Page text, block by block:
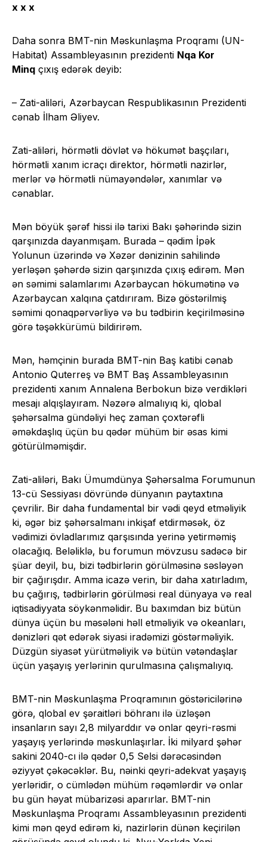
x x x
Daha sonra BMT-nin Məskunlaşma Proqramı (UN-
Habitat) Assambleyasının prezidenti Nqa Kor
Minq çıxış edərək deyib:
– Zati-aliləri, Azərbaycan Respublikasının Prezidenti
cənab İlham Əliyev.
Zati-aliləri, hörmətli dövlət və hökumət başçıları,
hörmətli xanım icraçı direktor, hörmətli nazirlər,
merlər və hörmətli nümayəndələr, xanımlar və
cənablar.
Mən böyük şərəf hissi ilə tarixi Bakı şəhərində sizin
qarşınızda dayanmışam. Burada – qədim İpək
Yolunun üzərində və Xəzər dənizinin sahilində
yerləşən şəhərdə sizin qarşınızda çıxış edirəm. Mən
ən səmimi salamlarımı Azərbaycan hökumətinə və
Azərbaycan xalqına çatdırıram. Bizə göstərilmiş
səmimi qonaqpərvərliyə və bu tədbirin keçirilməsinə
görə təşəkkürümü bildirirəm.
Mən, həmçinin burada BMT-nin Baş katibi cənab
Antonio Quterreş və BMT Baş Assambleyasının
prezidenti xanım Annalena Berbokun bizə verdikləri
mesajı alqışlayıram. Nəzərə almalıyıq ki, qlobal
şəhərsalma gündəliyi heç zaman çoxtərəfli
əməkdaşlıq üçün bu qədər mühüm bir əsas kimi
götürülməmişdir.
Zati-aliləri, Bakı Ümumdünya Şəhərsalma Forumunun
13-cü Sessiyası dövründə dünyanın paytaxtına
çevrilir. Bir daha fundamental bir vədi qeyd etməliyik
ki, əgər biz şəhərsalmanı inkişaf etdirməsək, öz
vədimizi övladlarımız qarşısında yerinə yetirməmiş
olacağıq. Beləliklə, bu forumun mövzusu sadəcə bir
şüar deyil, bu, bizi tədbirlərin görülməsinə səsləyən
bir çağırışdır. Amma icazə verin, bir daha xatırladım,
bu çağırış, tədbirlərin görülməsi real dünyaya və real
iqtisadiyyata söykənməlidir. Bu baxımdan biz bütün
dünya üçün bu məsələni həll etməliyik və okeanları,
dənizləri qət edərək siyasi iradəmizi göstərməliyik.
Düzgün siyasət yürütməliyik və bütün vətəndaşlar
üçün yaşayış yerlərinin qurulmasına çalışmalıyıq.
BMT-nin Məskunlaşma Proqramının göstəricilərinə
görə, qlobal ev şəraitləri böhranı ilə üzləşən
insanların sayı 2,8 milyarddır və onlar qeyri-rəsmi
yaşayış yerlərində məskunlaşırlar. İki milyard şəhər
sakini 2040-cı ilə qədər 0,5 Selsi dərəcəsindən
əziyyət çəkəcəklər. Bu, nəinki qeyri-adekvat yaşayış
yerləridir, o cümlədən mühüm rəqəmlərdir və onlar
bu gün həyat mübarizəsi aparırlar. BMT-nin
Məskunlaşma Proqramı Assambleyasının prezidenti
kimi mən qeyd edirəm ki, nazirlərin dünən keçirilən